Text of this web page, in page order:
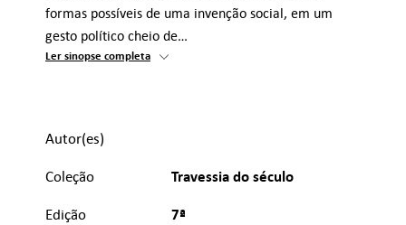
formas possíveis de uma invenção social, em um
gesto político cheio de…
Ler sinopse completa
Autor(es)
Coleção Travessia do século
Edição 7ª